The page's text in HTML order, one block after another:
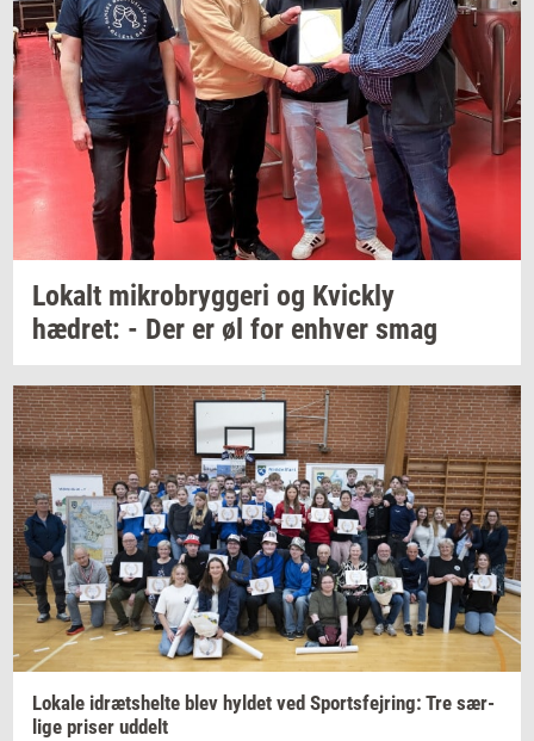
Lo­kalt mi­kro­bryg­ge­ri og Kvi­ck­ly
hædret: - Der er øl for en­hver smag
Lo­ka­le idræts­hel­te blev hyl­det ved Sport­s­fejring: Tre sær­
li­ge pri­ser ud­delt